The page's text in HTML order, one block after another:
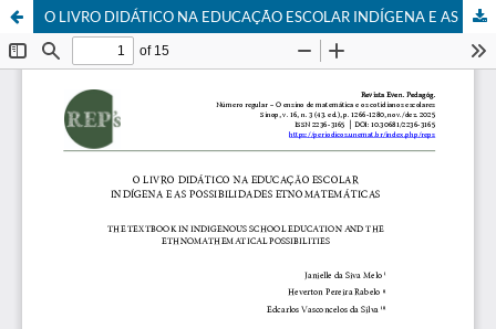
O LIVRO DIDÁTICO NA EDUCAÇÃO ESCOLAR INDÍGENA E AS POSSIBILIDADES ETNOMATEMÁTICAS